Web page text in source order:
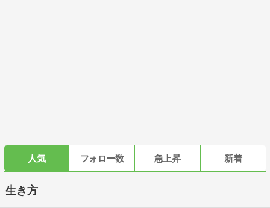
人気 フォロー数 急上昇 新着
生き方